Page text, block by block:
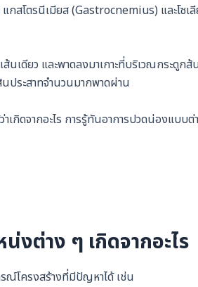
สโตรนีเมียส (Gastrocnemius) และโซเ
เดียว และพาดลงมาเกาะที่บริเวณกระดูก
ประสาทจำนวนมากพาดผ่าน
เกิดจากอะไร การรู้ทันอาการปวดน่องแบบ
งต่าง ๆ เกิดจากอะไร
ณ์โครงสร้างที่มีปัญหาได้ เช่น